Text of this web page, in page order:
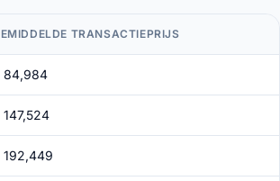
TRANSACTIEPRIJS
84,984
147,524
192,449